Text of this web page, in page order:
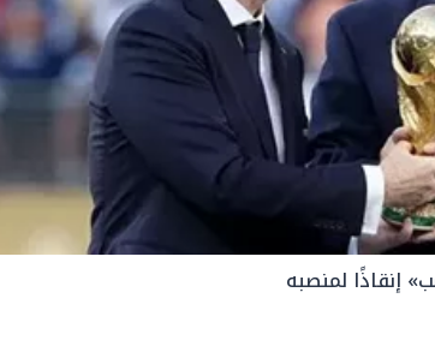
إنقاذًا لمنصبه